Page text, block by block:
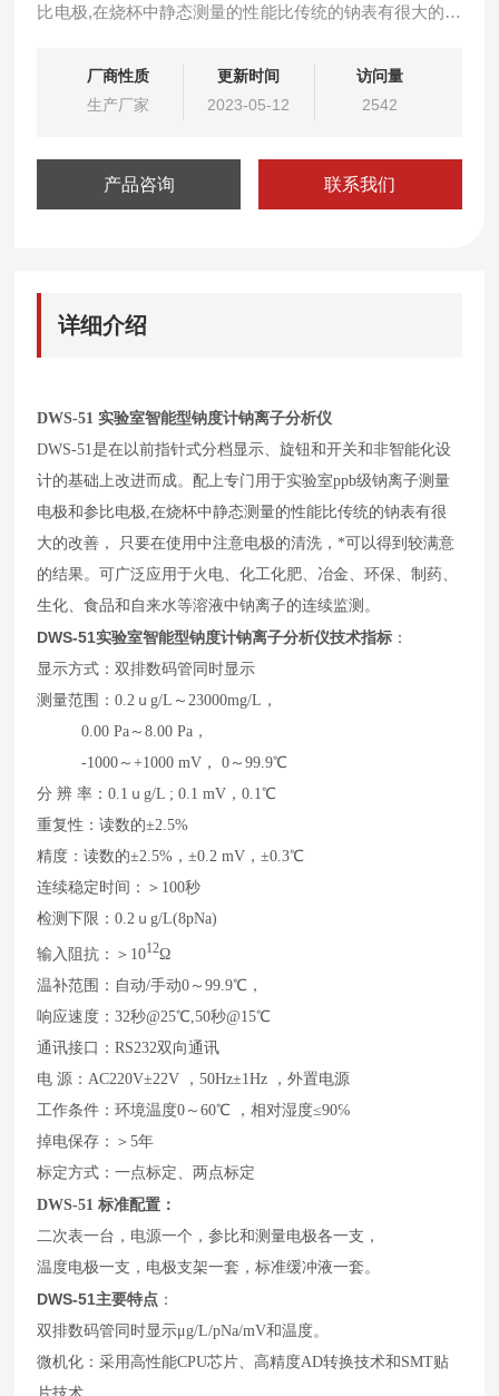
比电极,在烧杯中静态测量的性能比传统的钠表有很大的改
结果。可广泛应用于火电、化工化肥、冶金、环保、制
药、生化、食品和自来水等溶液中钠离子的连续监测。
厂商性质
生产厂家
更新时间
2023-05-12
访问量
2542
产品咨询 联系我们
详细介绍
DWS-51实验室智能型钠度计钠离子分析仪
DWS-51是在以前指针式分档显示、旋钮和开关和非智能化设
计的基础上改进而成。配上专门用于实验室ppb级钠离子测量
电极和参比电极,在烧杯中静态测量的性能比传统的钠表有很
大的改善， 只要在使用中注意电极的清洗，*可以得到较满意
的结果。可广泛应用于火电、化工化肥、冶金、环保、制药、
生化、食品和自来水等溶液中钠离子的连续监测。
DWS-51实验室智能型钠度计钠离子分析仪技术指标 ：
显示方式：双排数码管同时显示
测量范围：0.2ｕg/L～23000mg/L，
0.00 Pa～8.00 Pa，
-1000～+1000 mV， 0～99.9℃
分 辨 率：0.1ｕg/L ; 0.1 mV，0.1℃
重复性：读数的±2.5%
精度：读数的±2.5%，±0.2 mV，±0.3℃
连续稳定时间：＞100秒
检测下限：0.2ｕg/L(8pNa)
输入阻抗：＞1012Ω
温补范围：自动/手动0～99.9℃，
响应速度：32秒@25℃,50秒@15℃
通讯接口：RS232双向通讯
电 源：AC220V±22V ，50Hz±1Hz ，外置电源
工作条件：环境温度0～60℃ ，相对湿度≤90℅
掉电保存：＞5年
标定方式：一点标定、两点标定
DWS-51标准配置：
二次表一台，电源一个，参比和测量电极各一支，
温度电极一支，电极支架一套，标准缓冲液一套。
DWS-51主要特点 ：
双排数码管同时显示μg/L/pNa/mV和温度。
微机化：采用高性能CPU芯片、高精度AD转换技术和SMT贴